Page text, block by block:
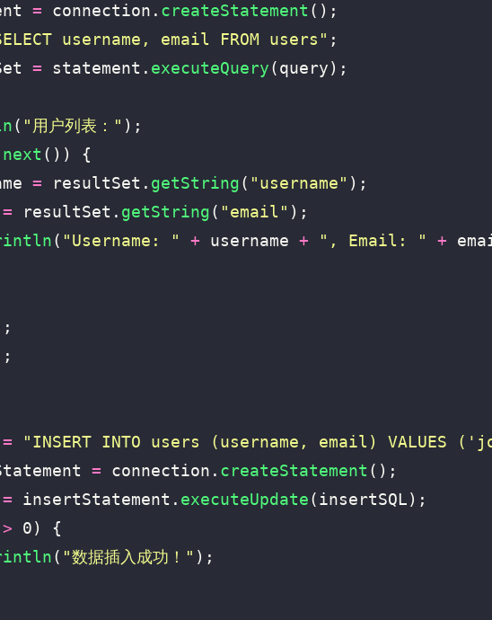
= connection . createStatement ();
username, email FROM users" ;
= statement . executeQuery(query);
( "用户列表：" );
next ())
{
= resultSet . getString( "username" );
= resultSet . getString( "email" );
( "Username: " + username + ", Email: " +
=
"INSERT INTO users (username, email) VALUES
= connection . createStatement ();
= insertStatement . executeUpdate(insertSQL);
> 0)
{
( "数据插入成功！" );